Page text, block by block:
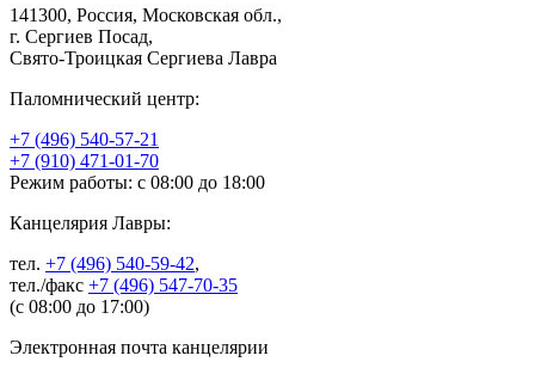
141300, Россия, Московская обл.,
г. Сергиев Посад,
Свято-Троицкая Сергиева Лавра
Паломнический центр:
+7 (496) 540-57-21
+7 (910) 471-01-70
Режим работы: с 08:00 до 18:00
Канцелярия Лавры:
тел. +7 (496) 540-59-42,
тел./факс +7 (496) 547-70-35
(с 08:00 до 17:00)
Электронная почта канцелярии